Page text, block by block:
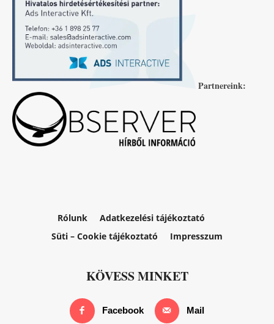
Partnereink:
Rólunk
Adatkezelési tájékoztató
Süti – Cookie tájékoztató
Impresszum
KÖVESS MINKET
Facebook Mail